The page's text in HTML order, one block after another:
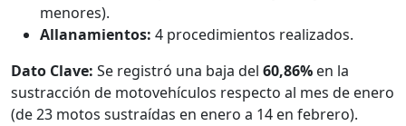
menores).
Allanamientos: 4 procedimientos realizados.
Dato Clave: Se registró una baja del 60,86% en la
sustracción de motovehículos respecto al mes de enero
(de 23 motos sustraídas en enero a 14 en febrero).